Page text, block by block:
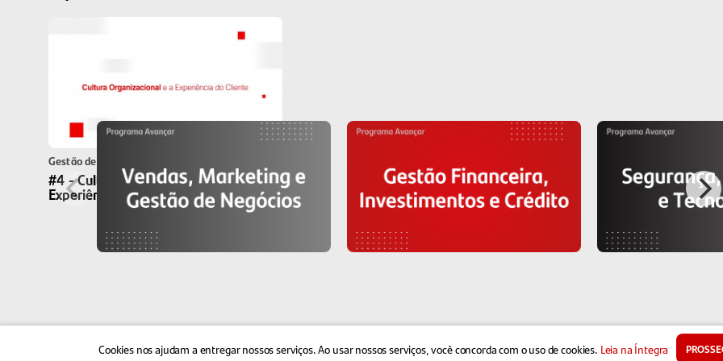
Gestão de Negócios
#4 - Cultura Organizacional e a
Experiência do Cliente
Avançar + Educação Empreendedora2026Política de PrivacidadeTermos de Uso Desenvolvido por Netshow.me
Cookies nos ajudam a entregar nossos serviços. Ao usar nossos serviços, você concorda com o uso de cookies. Leia na Íntegra